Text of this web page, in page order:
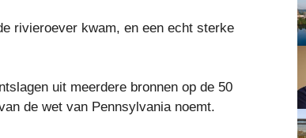
rivieroever kwam, en een echt sterke
uit meerdere bronnen op de 50
de wet van Pennsylvania noemt.